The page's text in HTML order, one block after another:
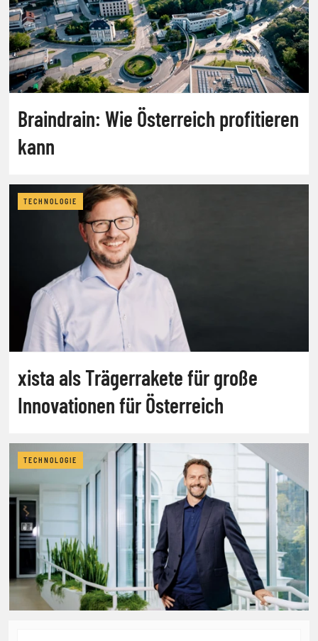
Braindrain: Wie Österreich profitieren
kann
TECHNOLOGIE
xista als Trägerrakete für große
Innovationen für Österreich
TECHNOLOGIE